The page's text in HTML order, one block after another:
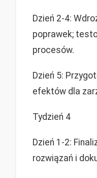
Dzień 2-4:
poprawek;
procesów.
Dzień 5:
efektów dla
Tydzień 4
Dzień 1-2:
rozwiązań i